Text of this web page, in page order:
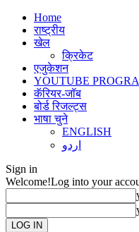
Home
राष्ट्रीय
खेल
क्रिकेट
एजुकेशन
YOUTUBE
कॅरियर-जॉब
बोर्ड रिजल्ट्स
भाषा चुने
ENGLISH
اردو
Sign in
Welcome!Log into your